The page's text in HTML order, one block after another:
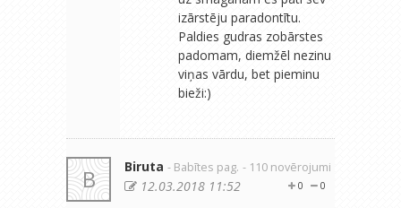
izārstēju paradontītu.
Paldies gudras zobārstes
padomam, diemžēl nezinu
viņas vārdu, bet pieminu
bieži:)
B Biruta - Babītes pag. - 110 novērojumi
0
0
12.03.2018 11:52